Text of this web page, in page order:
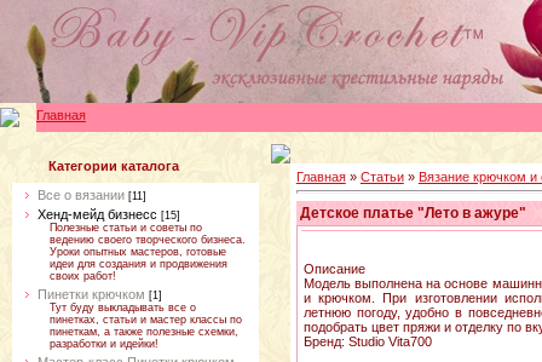
Главная
Категории каталога
Все о вязании [11]
Хенд-мейд бизнесс [15]
Полезные статьи и советы по
ведению своего творческого бизнеса.
Уроки опытных мастеров, готовые
идеи для создания и продвижения
своих работ!
Пинетки крючком [1]
Тут буду выкладывать все о
пинетках, статьи и мастер классы по
пинеткам, а также полезные схемки,
разработки и идейки!
Главная» Статьи» Вязание крючком и
Детское платье "Лето в ажуре"
Описание
Модель выполнена на основе
и крючком. При изготовлении
летнюю погоду, удобно в
подобрать цвет пряжи и отделку по
Бренд: Studio Vita700